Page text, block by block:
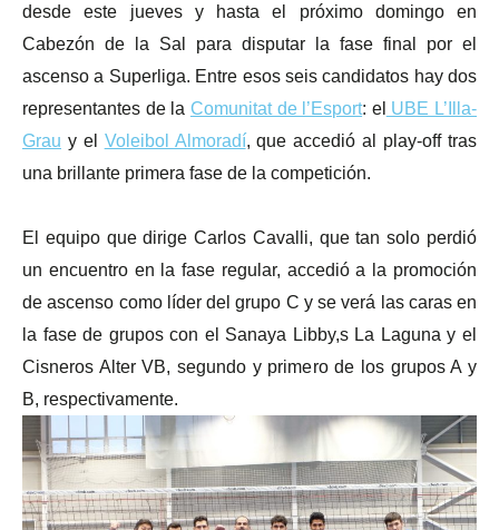
desde este jueves y hasta el próximo domingo en
Cabezón de la Sal para disputar la fase final por el
ascenso a Superliga. Entre esos seis candidatos hay dos
representantes de la Comunitat de l’Esport: el UBE L’Illa-
Grau y el Voleibol Almoradí, que accedió al play-off tras
una brillante primera fase de la competición.
El equipo que dirige Carlos Cavalli, que tan solo perdió
un encuentro en la fase regular, accedió a la promoción
de ascenso como líder del grupo C y se verá las caras en
la fase de grupos con el Sanaya Libby,s La Laguna y el
Cisneros Alter VB, segundo y primero de los grupos A y
B, respectivamente.